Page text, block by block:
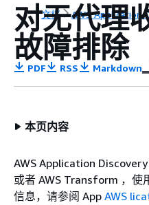
文档 AWS Application
对无代理
故障排除
PDF RSS Markdown
本页内容
AWS Application
或者 AWS Transform ，使
信息，请参阅 App AWS